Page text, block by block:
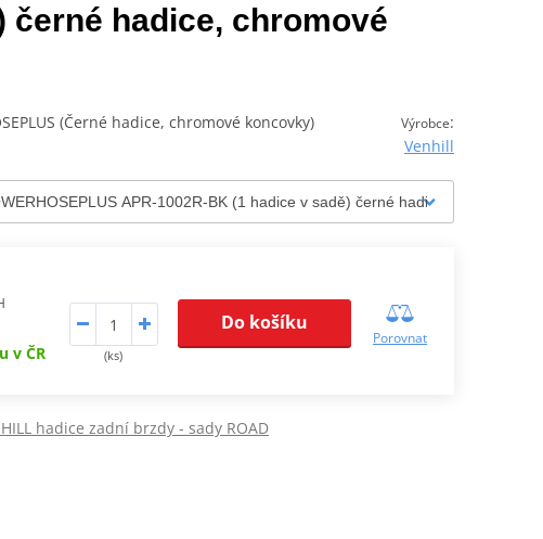
černé hadice, chromové
Výrobce:
Venhill
(Černé hadice, chromové koncovky)
v ČR (ks)
Do košíku
Porovnat
hadice zadní brzdy - sady ROAD